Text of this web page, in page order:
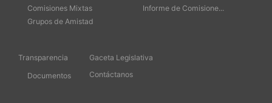
Comisiones Mixtas
Grupos de Amistad
Informe de Comisione...
Transparencia
Documentos
Gaceta Legislativa
Contáctanos